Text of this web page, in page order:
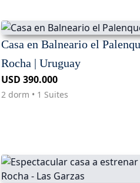
Casa en Balneario el
Rocha | Uruguay
USD 390.000
2 dorm • 1 Suites